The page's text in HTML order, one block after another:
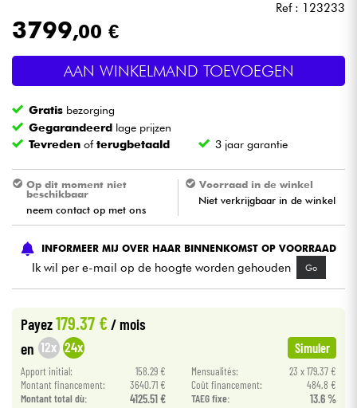
Licht
Drums & percussie
Blaasinstrument
Viool & Quatuor
Kinderen
HiFi
Sets
Ref : 123233
3799,00 €
AAN WINKELMAND TOEVOEGEN
Gratis bezorging
Gegarandeerd lage prijzen
Tevreden ofterugbetaald 3 jaar garantie
Op dit moment niet
beschikbaar
neem contact op met ons
Voorraad in de winkel
Niet verkrijgbaar in de winkel
INFORMEER MIJ OVER HAAR BINNENKOMST OP VOORRAAD
Ik wil per e-mail op de hoogte worden gehouden Go
Payez179.37 € / mois
en 12x 24x Simuler
Apport initial: 158.29 € Mensualités:
23 x 179.37 €
Montant financement:
3640.71 € Coût financement:
484.8 €
Montant total dù:
4125.51 € TAEG fixe: 13.6 %